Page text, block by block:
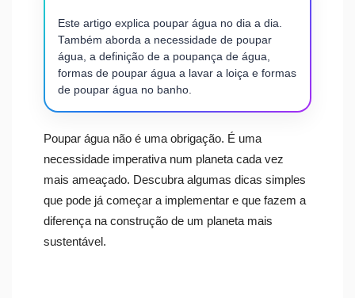
Este artigo explica poupar água no dia a dia.
Também aborda a necessidade de poupar
água, a definição de a poupança de água,
formas de poupar água a lavar a loiça e formas
de poupar água no banho.
Poupar água não é uma obrigação. É uma
necessidade imperativa num planeta cada vez
mais ameaçado. Descubra algumas dicas simples
que pode já começar a implementar e que fazem a
diferença na construção de um planeta mais
sustentável.